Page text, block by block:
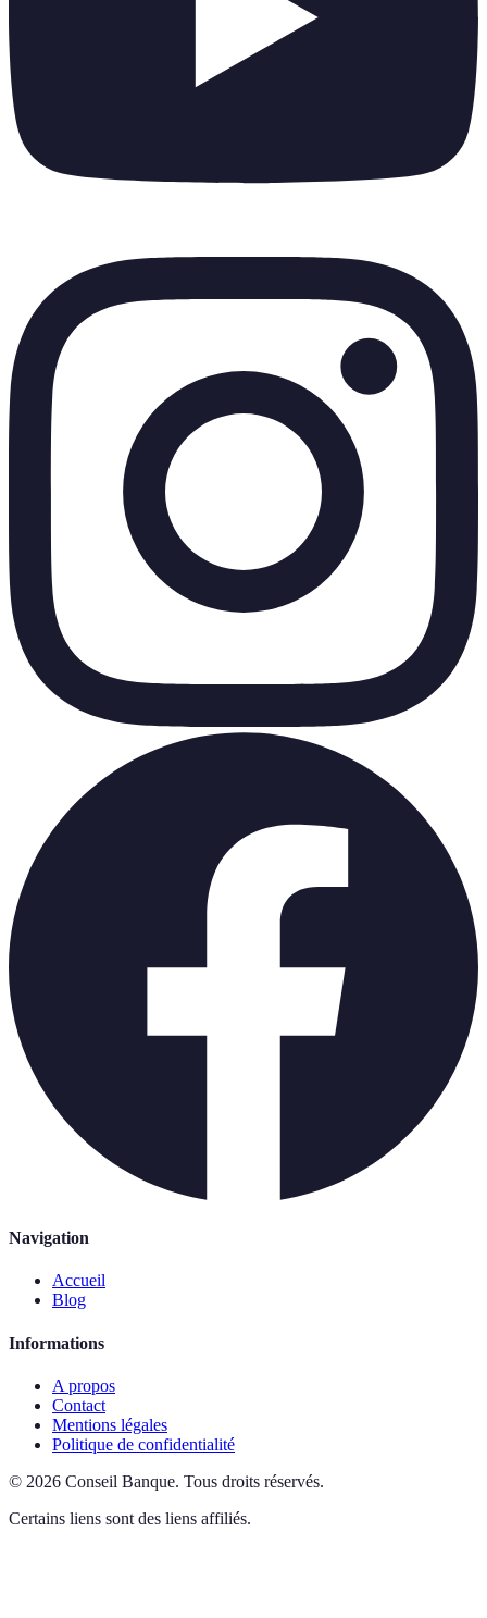
Navigation
Accueil
Blog
Informations
A propos
Contact
Mentions légales
Politique de confidentialité
© 2026 Conseil Banque. Tous droits réservés.
Certains liens sont des liens affiliés.